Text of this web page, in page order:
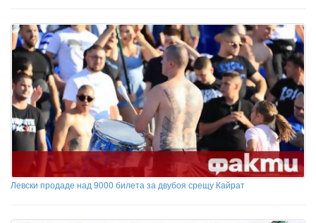
Левски продаде над 9000 билета за двубоя срещу Кайрат